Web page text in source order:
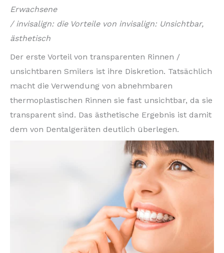
Erwachsene
/ invisalign: die Vorteile von invisalign: Unsichtbar,
ästhetisch
Der erste Vorteil von transparenten Rinnen /
unsichtbaren Smilers ist ihre Diskretion. Tatsächlich
macht die Verwendung von abnehmbaren
thermoplastischen Rinnen sie fast unsichtbar, da sie
transparent sind. Das ästhetische Ergebnis ist damit
dem von Dentalgeräten deutlich überlegen.